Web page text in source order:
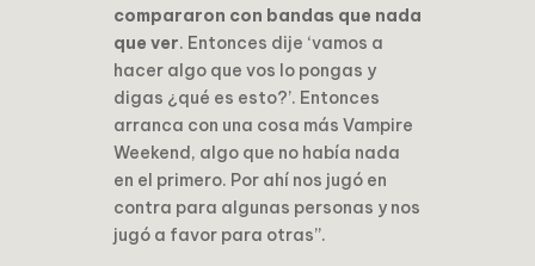
compararon con bandas que nada
que ver. Entonces dije ‘vamos a
hacer algo que vos lo pongas y
digas ¿qué es esto?’. Entonces
arranca con una cosa más Vampire
Weekend, algo que no había nada
en el primero. Por ahí nos jugó en
contra para algunas personas y nos
jugó a favor para otras”.